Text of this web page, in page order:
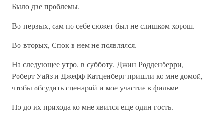
Было две проблемы.
Во-первых, сам по себе сюжет был не слишком хорош.
Во-вторых, Спок в нем не появлялся.
На следующее утро, в субботу, Джин Родденберри,
Роберт Уайз и Джефф Катценберг пришли ко мне домой,
чтобы обсудить сценарий и мое участие в фильме.
Но до их прихода ко мне явился еще один гость.